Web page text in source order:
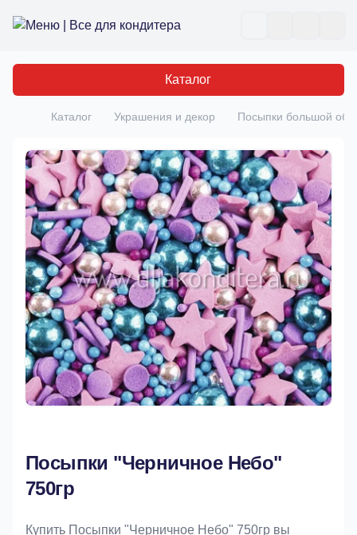
Все для кондитера
Каталог
Главная
Каталог Украшения и декор Посыпки большой
Посыпки "Черничное Небо"
750гр
Купить Посыпки "Черничное Небо" 750гр вы